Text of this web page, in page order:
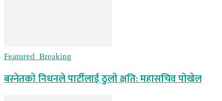
Featured_Breaking
बस्नेतकाे निधनले पार्टीलाई ठुलाे क्षति: महासचिव पाेख्रेल